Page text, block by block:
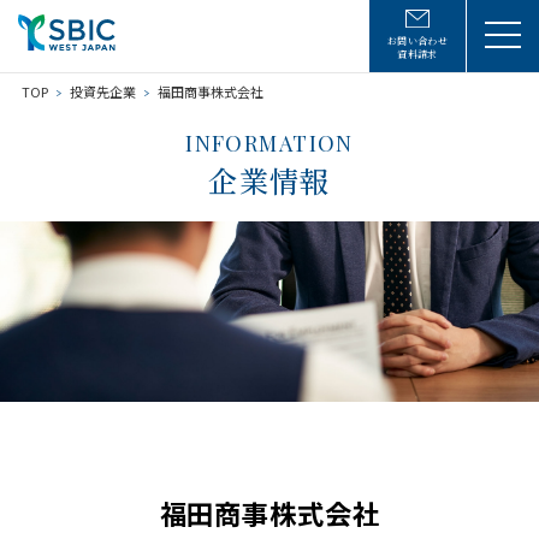
お問い合わせ
資料請求
TOP 投資先企業 福田商事株式会社
INFORMATION
企業情報
福田商事株式会社